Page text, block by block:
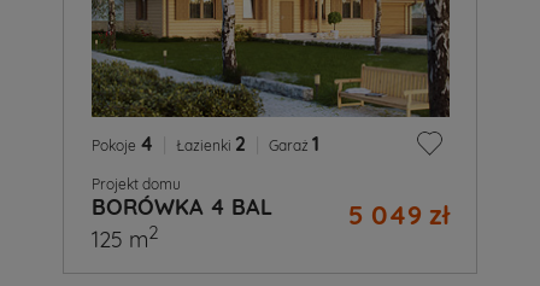
Pokoje 4 Łazienki 2 Garaż 1
Projekt domu
BORÓWKA 4 BAL 5 049 zł
125 m2